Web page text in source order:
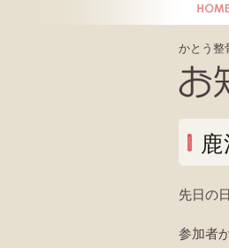
かとう整
先日の
参加者